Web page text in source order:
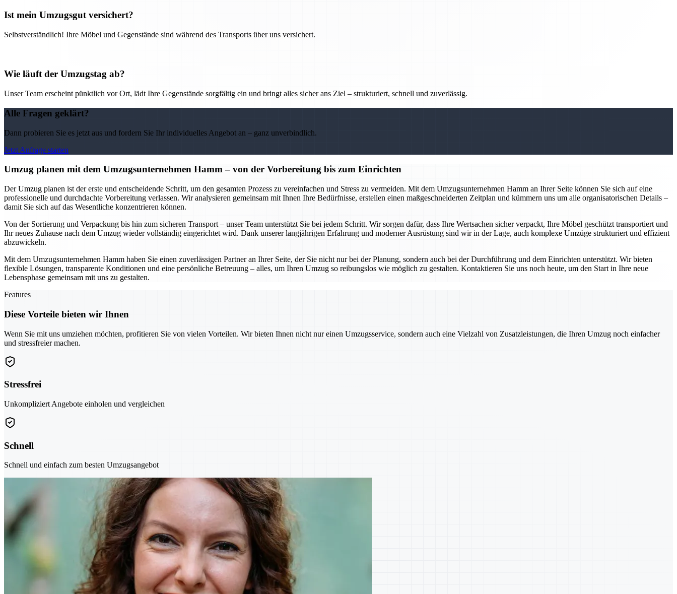
Ist mein Umzugsgut versichert?
Selbstverständlich! Ihre Möbel und Gegenstände sind während des Transports über uns versichert.
Wie läuft der Umzugstag ab?
Unser Team erscheint pünktlich vor Ort, lädt Ihre Gegenstände sorgfältig ein und bringt alles sicher ans Ziel – strukturiert, schnell und zuverlässig.
Alle Fragen geklärt?
Dann probieren Sie es jetzt aus und fordern Sie Ihr individuelles Angebot an – ganz unverbindlich.
Jetzt Anfrage starten
Umzug planen mit dem Umzugsunternehmen Hamm – von der Vorbereitung bis zum Einrichten
Der Umzug planen ist der erste und entscheidende Schritt, um den gesamten Prozess zu vereinfachen und Stress zu vermeiden. Mit dem Umzugsunternehmen Hamm an Ihrer Seite können Sie sich auf eine
professionelle und durchdachte Vorbereitung verlassen. Wir analysieren gemeinsam mit Ihnen Ihre Bedürfnisse, erstellen einen maßgeschneiderten Zeitplan und kümmern uns um alle organisatorischen Details –
damit Sie sich auf das Wesentliche konzentrieren können.
Von der Sortierung und Verpackung bis hin zum sicheren Transport – unser Team unterstützt Sie bei jedem Schritt. Wir sorgen dafür, dass Ihre Wertsachen sicher verpackt, Ihre Möbel geschützt transportiert und
Ihr neues Zuhause nach dem Umzug wieder vollständig eingerichtet wird. Dank unserer langjährigen Erfahrung und moderner Ausrüstung sind wir in der Lage, auch komplexe Umzüge strukturiert und effizient
abzuwickeln.
Mit dem Umzugsunternehmen Hamm haben Sie einen zuverlässigen Partner an Ihrer Seite, der Sie nicht nur bei der Planung, sondern auch bei der Durchführung und dem Einrichten unterstützt. Wir bieten
flexible Lösungen, transparente Konditionen und eine persönliche Betreuung – alles, um Ihren Umzug so reibungslos wie möglich zu gestalten. Kontaktieren Sie uns noch heute, um den Start in Ihre neue
Lebensphase gemeinsam mit uns zu gestalten.
Features
Diese Vorteile bieten wir Ihnen
Wenn Sie mit uns umziehen möchten, profitieren Sie von vielen Vorteilen. Wir bieten Ihnen nicht nur einen Umzugsservice, sondern auch eine Vielzahl von Zusatzleistungen, die Ihren Umzug noch einfacher
und stressfreier machen.
Stressfrei
Unkompliziert Angebote einholen und vergleichen
Schnell
Schnell und einfach zum besten Umzugsangebot